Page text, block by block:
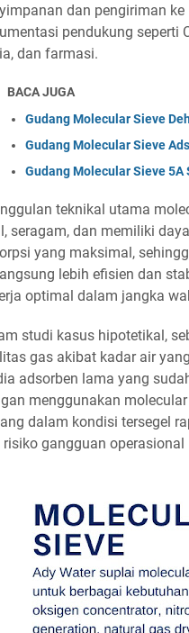
dan pengiriman
pendukung seperti
dan farmasi.
BACA JUGA
Gudang Molecular Sieve
Gudang Molecular Sieve
Gudang Molecular Sieve 5A
teknikal utama
seragam, dan memiliki
yang maksimal,
lebih efisien dan
optimal dalam jangka
studi kasus hipotetikal,
gas akibat kadar air
adsorben lama yang
menggunakan
dalam kondisi tersegel
risiko gangguan operasional